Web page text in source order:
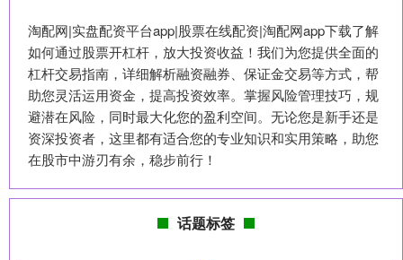
淘配网|实盘配资平台app|股票在线配资|淘配网app下载了解
如何通过股票开杠杆，放大投资收益！我们为您提供全面的
杠杆交易指南，详细解析融资融券、保证金交易等方式，帮
助您灵活运用资金，提高投资效率。掌握风险管理技巧，规
避潜在风险，同时最大化您的盈利空间。无论您是新手还是
资深投资者，这里都有适合您的专业知识和实用策略，助您
在股市中游刃有余，稳步前行！
话题标签